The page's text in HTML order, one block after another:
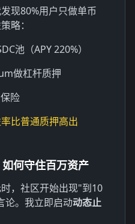
现80%用户只做单币
略：
池（APY 220%）
做杠杆质押
险
比普通质押高出
何守住百万资产
，社区开始出现"到10
论。我立即启动动态止